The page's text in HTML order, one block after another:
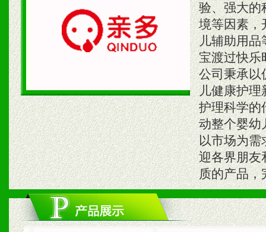
验、强大的
境等因素，
儿辅助用品
宝渡过快乐
公司秉承以
儿健康护理
护理科学的
动整个婴幼
以市场为需
迎各界朋友
质的产品，